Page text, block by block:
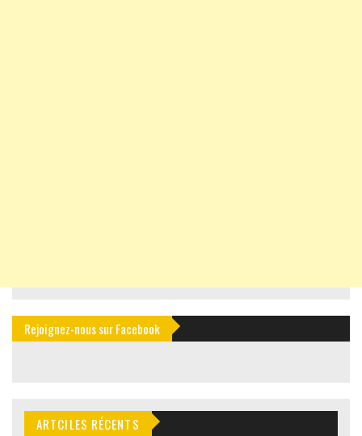
Rejoignez-nous sur Facebook
ARTCILES RÉCENTS